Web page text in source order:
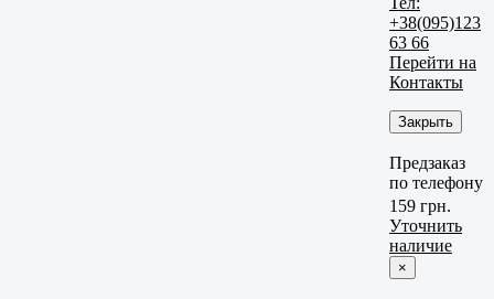
+38(095)123
63 66
Перейти на
Контакты
Закрыть
Предзаказ
по телефону
159 грн.
Уточнить
наличие
×